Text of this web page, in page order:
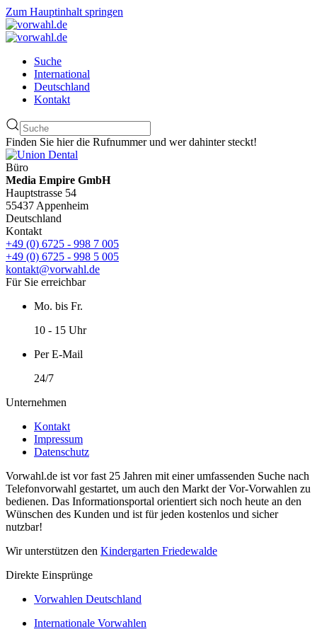
Zum Hauptinhalt springen
Suche
International
Deutschland
Kontakt
Finden Sie hier die Rufnummer und wer dahinter steckt!
Büro
Media Empire GmbH
Hauptstrasse 54
55437 Appenheim
Deutschland
Kontakt
+49 (0) 6725 - 998 7 005
+49 (0) 6725 - 998 5 005
kontakt@vorwahl.de
Für Sie erreichbar
Mo. bis Fr.
10 - 15 Uhr
Per E-Mail
24/7
Unternehmen
Kontakt
Impressum
Datenschutz
Vorwahl.de ist vor fast 25 Jahren mit einer umfassenden Suche nach
Telefonvorwahl gestartet, um auch den Markt der Vor-Vorwahlen zu
bedienen. Das Informationsportal orientiert sich noch heute an den
Wünschen des Kunden und ist für jeden kostenlos und sicher
nutzbar!
Wir unterstützen den Kindergarten Friedewalde
Direkte Einsprünge
Vorwahlen Deutschland
Internationale Vorwahlen